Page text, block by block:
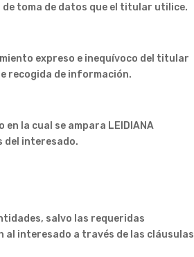
toma de datos que el titular utilice.
expreso e inequívoco del titular
recogida de información.
la cual se ampara LEIDIANA
del interesado.
salvo las requeridas
al interesado a través de las cláusulas